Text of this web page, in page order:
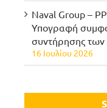
Naval Group –
Υπογραφή
συντήρησης
16 Ιουλίου 2026